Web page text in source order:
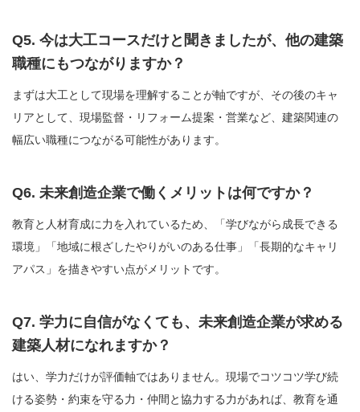
Q5. 今は大工コースだけと聞きましたが、他の建築
職種にもつながりますか？
まずは大工として現場を理解することが軸ですが、その後のキャ
リアとして、現場監督・リフォーム提案・営業など、建築関連の
幅広い職種につながる可能性があります。
Q6. 未来創造企業で働くメリットは何ですか？
教育と人材育成に力を入れているため、「学びながら成長できる
環境」「地域に根ざしたやりがいのある仕事」「長期的なキャリ
アパス」を描きやすい点がメリットです。
Q7. 学力に自信がなくても、未来創造企業が求める
建築人材になれますか？
はい、学力だけが評価軸ではありません。現場でコツコツ学び続
ける姿勢・約束を守る力・仲間と協力する力があれば、教育を通